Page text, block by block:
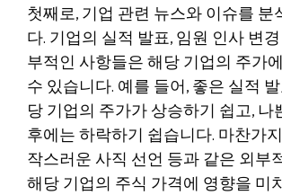
첫째로, 기업 관련 뉴스와 이슈를 분
다. 기업의 실적 발표, 임원 인사 변
부적인 사항들은 해당 기업의 주가
수 있습니다. 예를 들어, 좋은 실적
당 기업의 주가가 상승하기 쉽고, 나
후에는 하락하기 쉽습니다. 마찬가
작스러운 사직 선언 등과 같은 외부
해당 기업의 주식 가격에 영향을 미